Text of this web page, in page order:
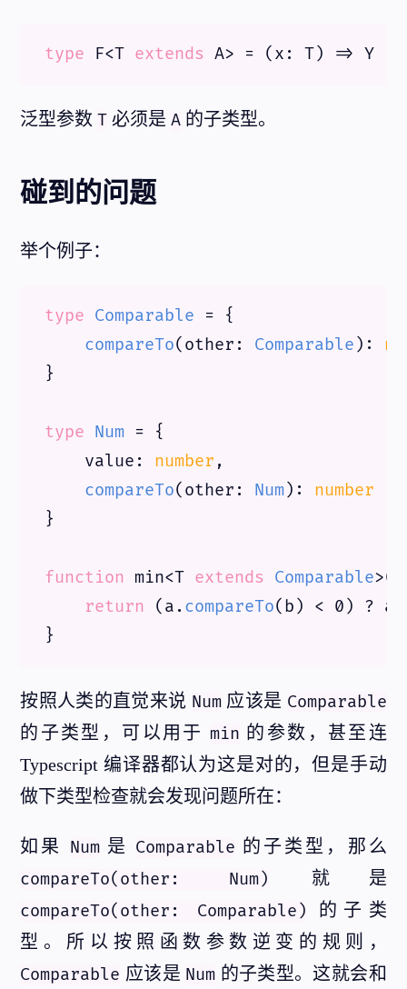
type F<T extends A> = ( x: T) =>
泛型参数T 必须是A 的子类型。
碰到的问题
举个例子：
type Comparable = {
compareTo( other : Comparable ):
}
type Num = {
value : number ,
compareTo( other : Num): number
}
function min<T extends Comparable>(
return (a.compareTo(b) < 0 ) ? a
按照人类的直觉来说 Num应该是 Comparable
的子类型，可以用于 min 的参数，甚至连
Typescript 编译器都认为这是对的，但是手动
做下类型检查就会发现问题所在：
如果 Num是 Comparable 的子类型，那么
compareTo(other: Num) 就是
compareTo(other: Comparable) 的子类
型。所以按照函数参数逆变的规则，
Comparable 应该是 Num 的子类型。这就会和